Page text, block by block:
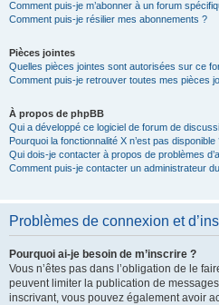
Comment puis-je m’abonner à un forum
Comment puis-je résilier mes abonnements ?
Pièces jointes
Quelles pièces jointes sont autorisées sur ce
Comment puis-je retrouver toutes mes pièces
À propos de phpBB
Qui a développé ce logiciel de forum de
Pourquoi la fonctionnalité X n’est pas disponible
Qui dois-je contacter à propos de problèmes
Comment puis-je contacter un administrateur
Problèmes de connexion et
Pourquoi ai-je besoin de m’inscrire ?
Vous n’êtes pas dans l’obligation de le
peuvent limiter la publication de
inscrivant, vous pouvez également avoir